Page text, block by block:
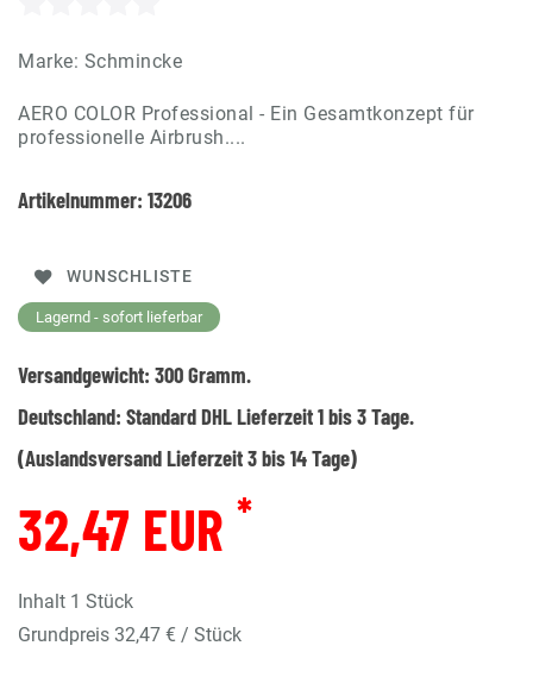
Marke: Schmincke
AERO COLOR Professional - Ein Gesamtkonzept für
professionelle Airbrush....
Artikelnummer: 13206
WUNSCHLISTE
Lagernd - sofort lieferbar
Versandgewicht: 300Gramm.
Deutschland: Standard DHL Lieferzeit 1 bis 3 Tage.
(Auslandsversand Lieferzeit 3 bis 14 Tage)
32,47 EUR *
Inhalt 1 Stück
Grundpreis 32,47 € / Stück